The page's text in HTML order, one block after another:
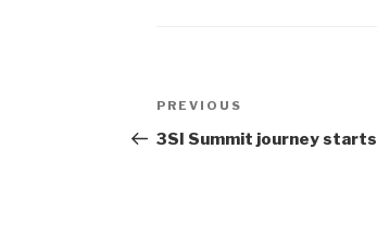
Post
navigation
Previous
Post
PREVIOUS
3SI Summit journey starts